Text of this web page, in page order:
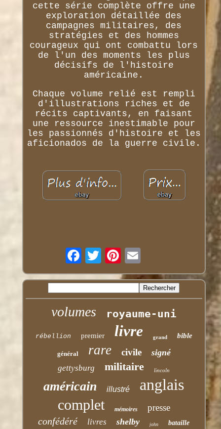
cette série complète offre une
exploration détaillée des
campagnes militaires, des
stratégies et des hommes
courageux qui ont combattu lors
de l'un des moments les plus
décisifs de l'histoire
américaine.
Chaque volume relié est rempli
d'illustrations riches et de
récits captivants, en faisant
une ressource inestimable pour
les passionnés d'histoire et les
aficionados de la guerre civile.
volumes royaume-uni
rébellion premier livre grand bible
général rare civile signé
gettysburg militaire lincoln
américain illustré anglais
complet mémoires presse
confédéré livres shelby john bataille